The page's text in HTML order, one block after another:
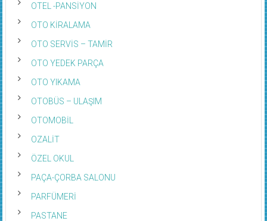
OTEL -PANSİYON
OTO KİRALAMA
OTO SERVİS – TAMİR
OTO YEDEK PARÇA
OTO YIKAMA
OTOBÜS – ULAŞIM
OTOMOBİL
OZALİT
ÖZEL OKUL
PAÇA-ÇORBA SALONU
PARFÜMERİ
PASTANE